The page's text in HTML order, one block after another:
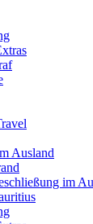
Ausland
im